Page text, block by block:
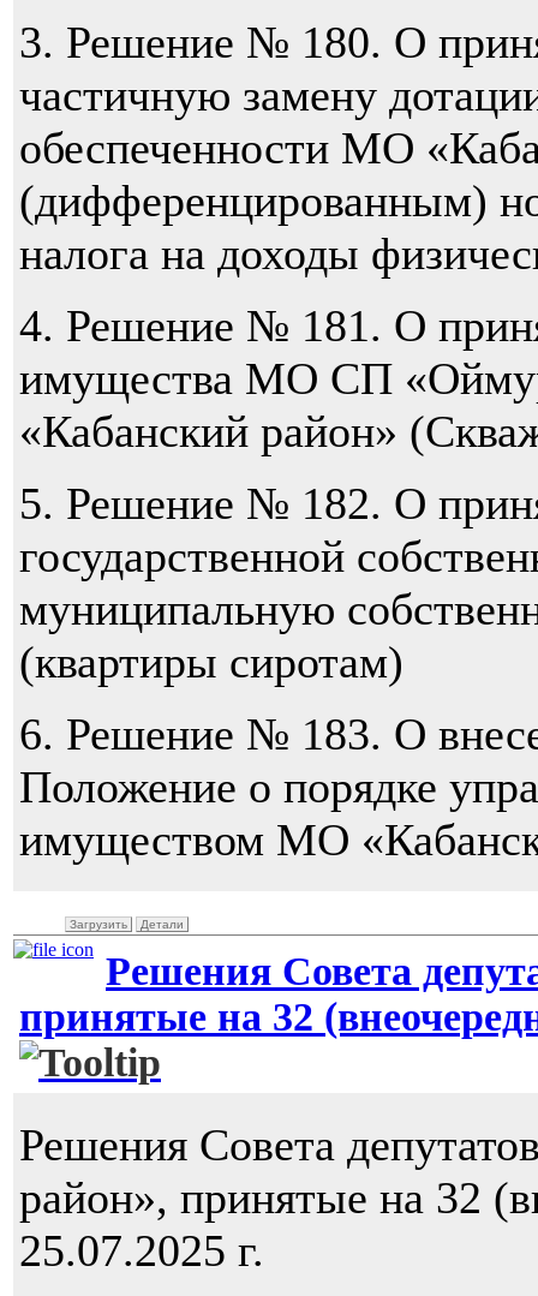
3. Решение № 180. О
частичную замену
обеспеченности МО
(дифференцированным)
налога на доходы
4. Решение № 181. О
имущества МО СП
«Кабанский район»
5. Решение № 182. О
государственной
муниципальную
(квартиры сиротам)
6. Решение № 183. О
Положение о порядке
имуществом МО
Загрузить Детали
Решения Совета
принятые на 32
Решения Совета
район», принятые на 32
25.07.2025 г.